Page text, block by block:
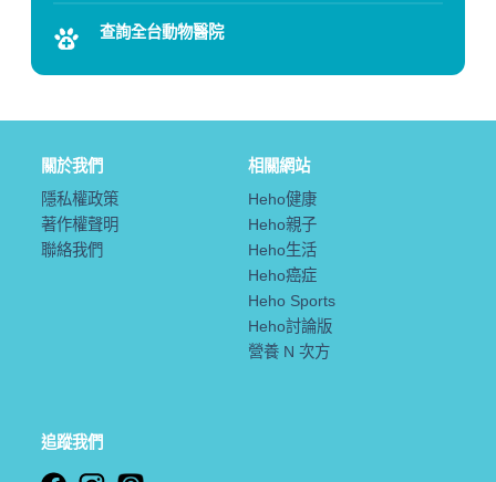
查詢全台動物醫院
關於我們
隱私權政策
著作權聲明
聯絡我們
相關網站
Heho健康
Heho親子
Heho生活
Heho癌症
Heho Sports
Heho討論版
營養 N 次方
追蹤我們